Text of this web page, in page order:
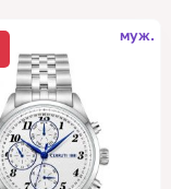
муж.